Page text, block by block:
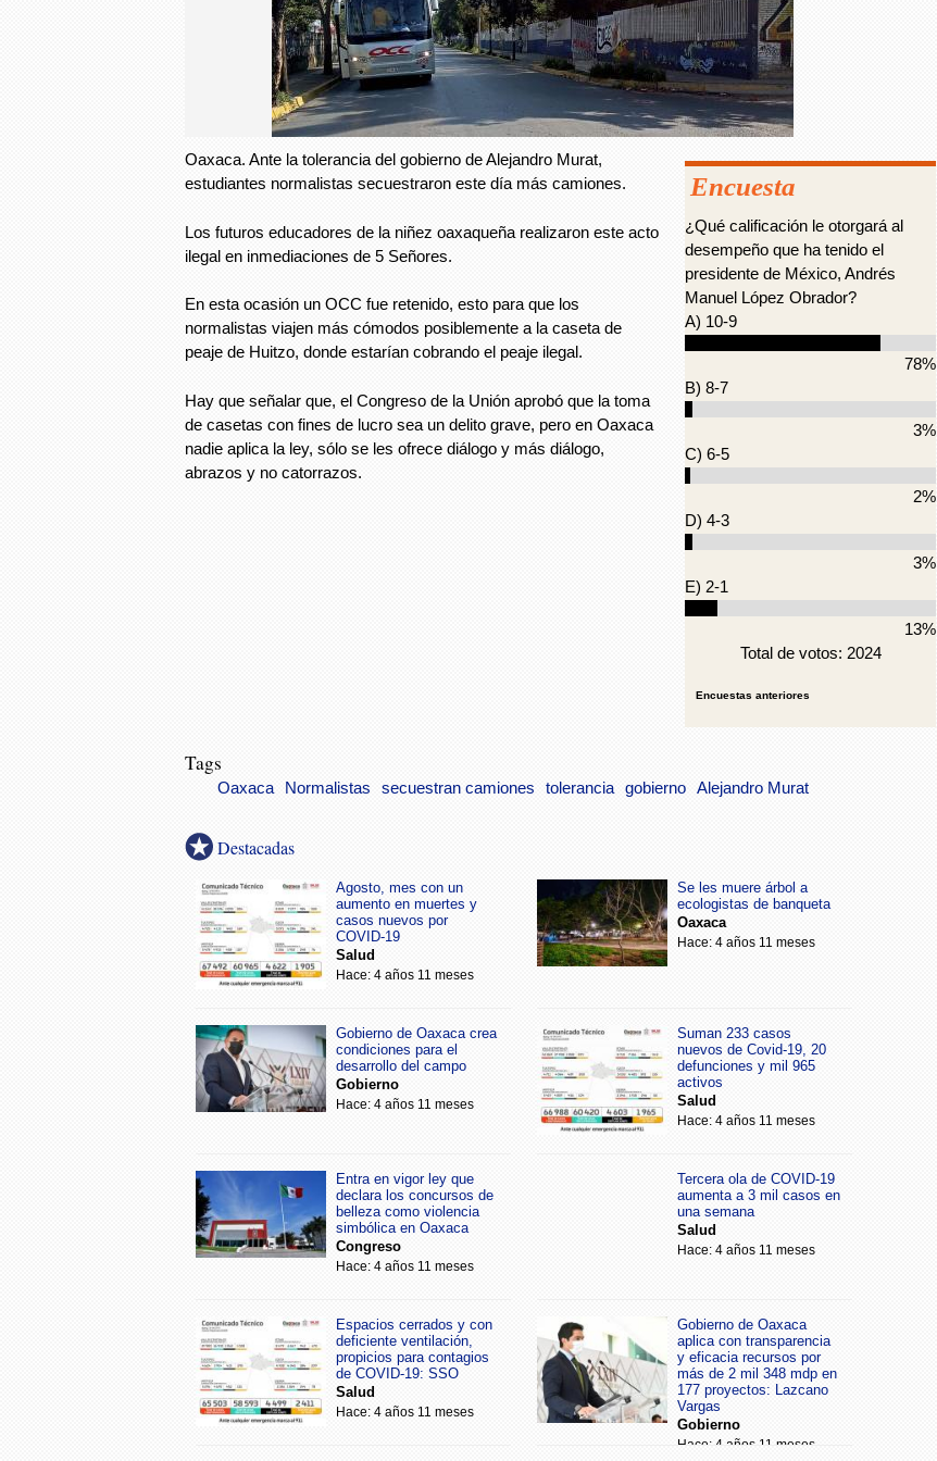
Oaxaca. Ante la tolerancia del gobierno de Alejandro Murat,
estudiantes normalistas secuestraron este día más camiones.
Los futuros educadores de la niñez oaxaqueña realizaron este acto
ilegal en inmediaciones de 5 Señores.
En esta ocasión un OCC fue retenido, esto para que los
normalistas viajen más cómodos posiblemente a la caseta de
peaje de Huitzo, donde estarían cobrando el peaje ilegal.
Hay que señalar que, el Congreso de la Unión aprobó que la toma
de casetas con fines de lucro sea un delito grave, pero en Oaxaca
nadie aplica la ley, sólo se les ofrece diálogo y más diálogo,
abrazos y no catorrazos.
Encuesta
¿Qué calificación le otorgará al
desempeño que ha tenido el
presidente de México, Andrés
Manuel López Obrador?
A) 10-9
78%
B) 8-7
3%
C) 6-5
2%
D) 4-3
3%
E) 2-1
13%
Total de votos: 2024
Encuestas anteriores
Tags
Oaxaca Normalistas secuestran camiones tolerancia gobierno Alejandro Murat
Destacadas
Agosto, mes con un
aumento en muertes y
casos nuevos por
COVID-19
Salud
Hace: 4 años 11 meses
Se les muere árbol a
ecologistas de banqueta
Oaxaca
Hace: 4 años 11 meses
Gobierno de Oaxaca crea
condiciones para el
desarrollo del campo
Gobierno
Hace: 4 años 11 meses
Suman 233 casos
nuevos de Covid-19, 20
defunciones y mil 965
activos
Salud
Hace: 4 años 11 meses
Entra en vigor ley que
declara los concursos de
belleza como violencia
simbólica en Oaxaca
Congreso
Hace: 4 años 11 meses
Tercera ola de COVID-19
aumenta a 3 mil casos en
una semana
Salud
Hace: 4 años 11 meses
Espacios cerrados y con
deficiente ventilación,
propicios para contagios
de COVID-19: SSO
Salud
Hace: 4 años 11 meses
Gobierno de Oaxaca
aplica con transparencia
y eficacia recursos por
más de 2 mil 348 mdp en
177 proyectos: Lazcano
Vargas
Gobierno
Hace: 4 años 11 meses